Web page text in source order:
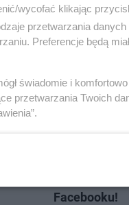
ESKA
Facebooku!
wycofać klikając
przetwarzania
Preferencje będą
świadomie i
przetwarzania Twoich